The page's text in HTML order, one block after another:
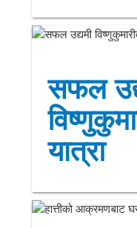
सफल
यात्रा